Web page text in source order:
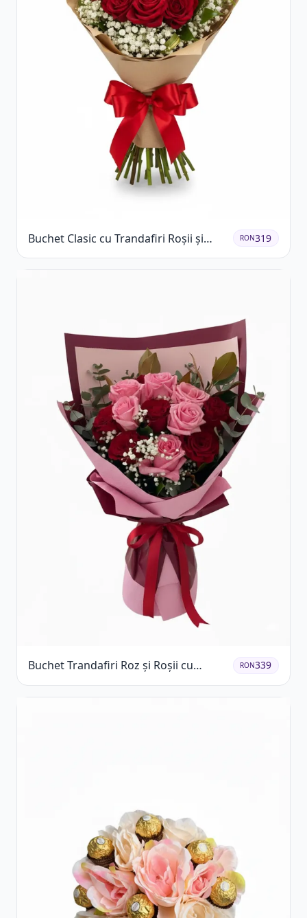
Buchet Clasic cu Trandafiri Roșii și
Gypsophila
RON319
Buchet Trandafiri Roz și Roșii cu
Eucalipt și Gypsophila
RON339